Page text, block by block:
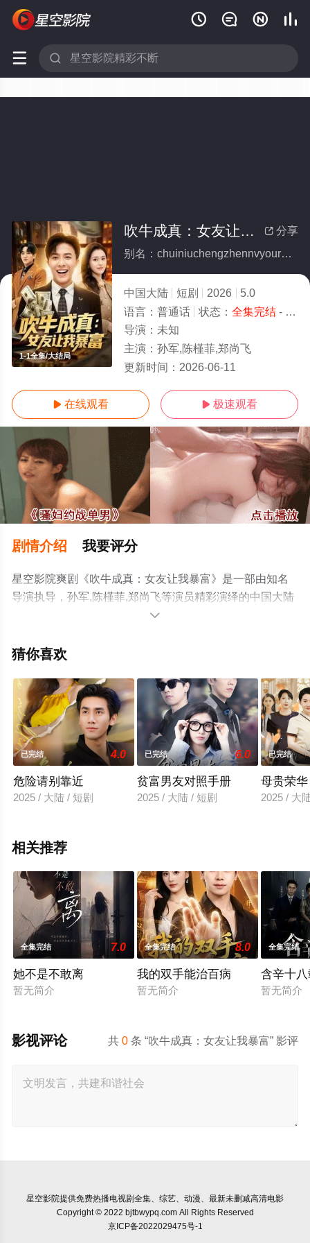
   
 
1-1全集/大结局
 分享
吹牛成真：女友让我暴富(全集)
别名：chuiniuchengzhennvyourangwobaofu
中国大陆 短剧 2026
5.0
语言： 普通话 状态： 全集完结- 免费在线观看
导演： 未知
主演： 孙军,陈槿菲,郑尚飞
更新时间： 2026-06-11
 在线观看  极速观看
剧情介绍 我要评分
星空影院爽剧《吹牛成真：女友让我暴富》是一部由知名
导演执导，孙军,陈槿菲,郑尚飞等演员精彩演绎的中国大陆
电视剧，大结局剧情已揭晓（1-1全集），手机免费观看高
可移步至豆瓣电视剧、电视猫或剧情网等平台了解。

猜你喜欢
已完结 4.0
危险请别靠近
2025 / 大陆 / 短剧
已完结 6.0
贫富男友对照手册
2025 / 大陆 / 短剧
已完结
母贵荣华
2025 / 大
相关推荐
全集完结 7.0
她不是不敢离
暂无简介
全集完结 8.0
我的双手能治百病
暂无简介
全集完结
含辛十
暂无简介
共0 条 “吹牛成真：女友让我暴富” 影评
影视评论
星空影院提供免费热播电视剧全集、综艺、动漫、最新未删减高清电影
Copyright © 2022 bjtbwypq.com All Rights Reserved
京ICP备2022029475号-1